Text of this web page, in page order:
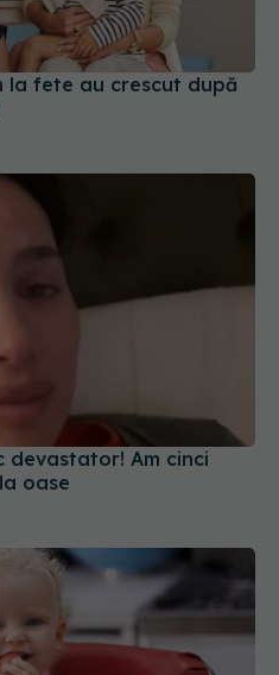
la fete au crescut după
devastator! Am cinci
oase